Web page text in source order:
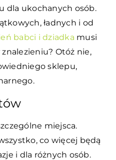
dla ukochanych osób.
ładnych i od
babci i dziadka musi
Otóż nie,
sklepu,
miejsca.
co więcej będą
i dla różnych osób.